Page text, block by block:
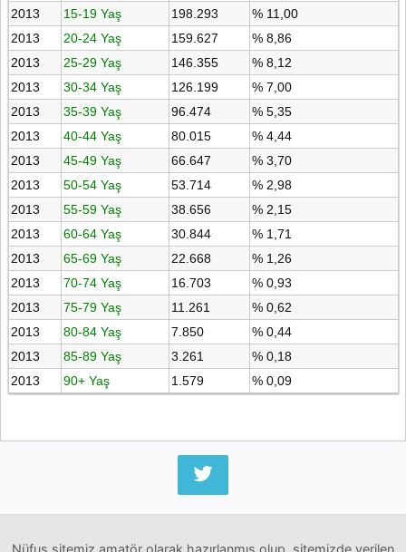
2013
15-19 Yaş 198.293
% 11,00
2013
20-24 Yaş 159.627
% 8,86
2013
25-29 Yaş 146.355
% 8,12
2013
30-34 Yaş 126.199
% 7,00
2013
35-39 Yaş 96.474
% 5,35
2013
40-44 Yaş 80.015
% 4,44
2013
45-49 Yaş 66.647
% 3,70
2013
50-54 Yaş 53.714
% 2,98
2013
55-59 Yaş 38.656
% 2,15
2013
60-64 Yaş 30.844
% 1,71
2013
65-69 Yaş 22.668
% 1,26
2013
70-74 Yaş 16.703
% 0,93
2013
75-79 Yaş 11.261
% 0,62
2013
80-84 Yaş 7.850
% 0,44
2013
85-89 Yaş 3.261
% 0,18
2013
90+ Yaş 1.579 % 0,09
Nüfus sitemiz amatör olarak hazırlanmış olup, sitemizde verilen